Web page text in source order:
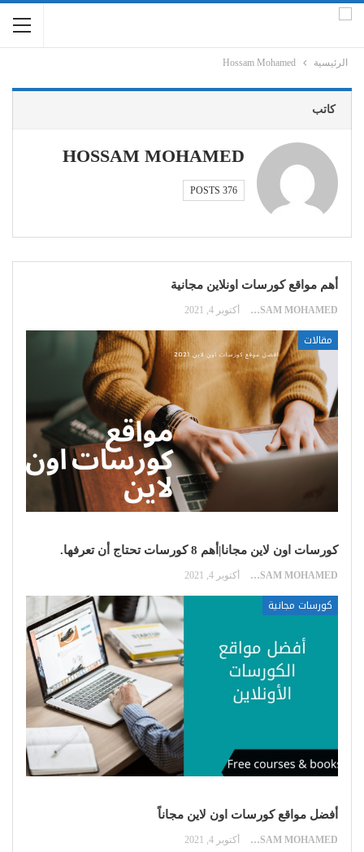
الرئيسية Hossam Mohamed
كاتب
HOSSAM MOHAMED
376 POSTS
أهم مواقع كورسات اونلاين مجانية
HOSSAM MOHAMED أكتوبر 4, 2021
مقالات
كورسات اون لاين مجانا|أهم 8 كورسات تحتاج أن تعرفها.
HOSSAM MOHAMED أكتوبر 4, 2021
كورسات مجانية
أفضل مواقع كورسات اون لاين مجاناً
HOSSAM MOHAMED أكتوبر 4, 2021